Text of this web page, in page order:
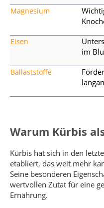
Magnesium
Eisen
im
Ballaststoffe
Warum Kürbis
Kürbis hat sich in den
etabliert, das weit mehr
Seine besonderen
wertvollen Zutat für eine
Ernährung.